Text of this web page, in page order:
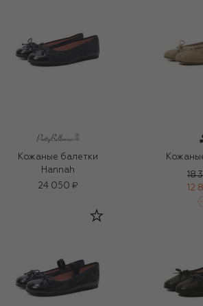
Кожаные балетки
Hannah
24 050 ₽
18
12
-